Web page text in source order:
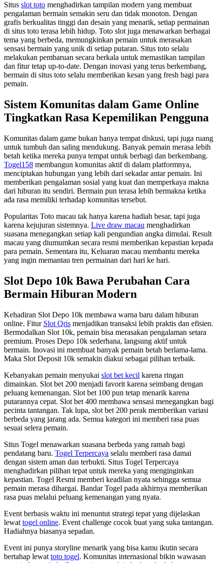
Situs slot toto menghadirkan tampilan modern yang membuat
pengalaman bermain semakin seru dan tidak monoton. Dengan
grafis berkualitas tinggi dan desain yang menarik, setiap permainan
di situs toto terasa lebih hidup. Toto slot juga menawarkan berbagai
tema yang berbeda, memungkinkan pemain untuk merasakan
sensasi bermain yang unik di setiap putaran. Situs toto selalu
melakukan pembaruan secara berkala untuk memastikan tampilan
dan fitur tetap up-to-date. Dengan inovasi yang terus berkembang,
bermain di situs toto selalu memberikan kesan yang fresh bagi para
pemain.
Sistem Komunitas dalam Game Online
Tingkatkan Rasa Kepemilikan Pengguna
Komunitas dalam game bukan hanya tempat diskusi, tapi juga ruang
untuk tumbuh dan saling mendukung. Banyak pemain merasa lebih
betah ketika mereka punya tempat untuk berbagi dan berkembang.
Togel158 membangun komunitas aktif di dalam platformnya,
menciptakan hubungan yang lebih dari sekadar antar pemain. Ini
memberikan pengalaman sosial yang kuat dan memperkaya makna
dari hiburan itu sendiri. Bermain pun terasa lebih bermakna ketika
ada rasa memiliki terhadap komunitas tersebut.
Popularitas Toto macau tak hanya karena hadiah besar, tapi juga
karena kejujuran sistemnya. Live draw macau menghadirkan
suasana menegangkan setiap kali pengundian angka dimulai. Result
macau yang diumumkan secara resmi memberikan kepastian kepada
para pemain. Sementara itu, Keluaran macau membantu mereka
yang ingin memantau tren permainan dari hari ke hari.
Slot Depo 10k Bawa Perubahan Cara
Bermain Hiburan Modern
Kehadiran Slot Depo 10k membawa warna baru dalam hiburan
online. Fitur Slot Qris menjadikan transaksi lebih praktis dan efisien.
Bermodalkan Slot 10k, pemain bisa merasakan pengalaman setara
premium. Proses Depo 10k sederhana, langsung aktif untuk
bermain. Inovasi ini membuat banyak pemain betah berlama-lama.
Maka Slot Deposit 10k semakin diakui sebagai pilihan terbaik.
Kebanyakan pemain menyukai slot bet kecil karena ringan
dimainkan. Slot bet 200 menjadi favorit karena seimbang dengan
peluang kemenangan. Slot bet 100 pun tetap menarik karena
putarannya cepat. Slot bet 400 membawa sensasi menegangkan bagi
pecinta tantangan. Tak lupa, slot bet 200 perak memberikan variasi
berbeda yang jarang ada. Semua kategori ini memberi rasa puas
sesuai selera pemain.
Situs Togel menawarkan suasana berbeda yang ramah bagi
pendatang baru. Togel Terpercaya selalu memberi rasa damai
dengan sistem aman dan terbukti. Situs Togel Terpercaya
menghadirkan pilihan tepat untuk mereka yang menginginkan
kepastian. Togel Resmi memberi keadilan nyata sehingga semua
pemain merasa dihargai. Bandar Togel pada akhirnya memberikan
rasa puas melalui peluang kemenangan yang nyata.
Event berbasis waktu ini menuntut strategi tepat yang dijelaskan
lewat togel online. Event challenge cocok buat yang suka tantangan.
Hadiahnya biasanya sepadan.
Event ini punya storyline menarik yang bisa kamu ikutin secara
bertahap lewat toto togel. Komunitas internasional bikin wawasan